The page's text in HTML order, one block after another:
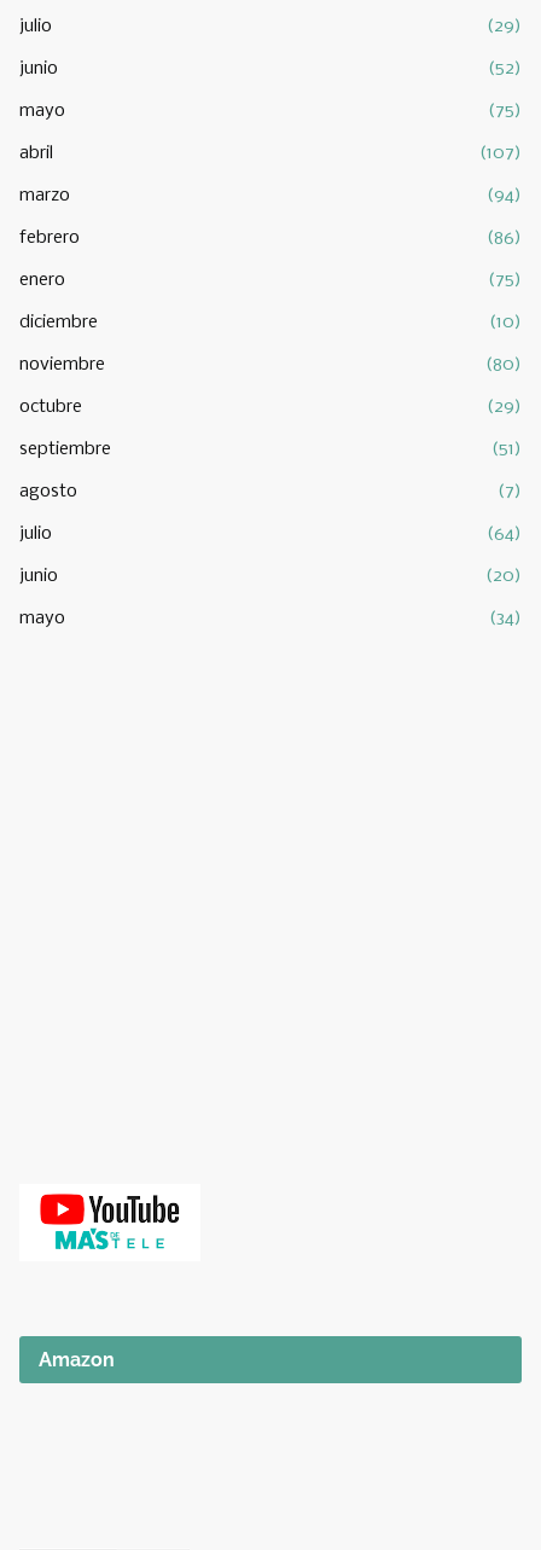
julio (29)
junio (52)
mayo (75)
abril (107)
marzo (94)
febrero (86)
enero (75)
diciembre (10)
noviembre (80)
octubre (29)
septiembre (51)
agosto (7)
julio (64)
junio (20)
mayo (34)
Amazon